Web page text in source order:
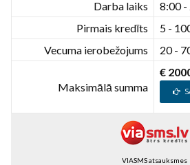
Darba laiks
8:00 -
Pirmais kredīts
5 -
Vecuma ierobežojums
20 -
Maksimālā summa
€
VIASMS atsauksmes